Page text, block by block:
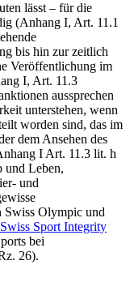
lässt – für die
(Anhang I, Art. 11.1
bis hin zur zeitlich
Veröffentlichung im
I, Art. 11.3
aussprechen
unterstehen, wenn
worden sind, das im
dem Ansehen des
I Art. 11.3 lit. h
und Leben,
und
Swiss Olympic und
Swiss Sport Integrity
bei
26).